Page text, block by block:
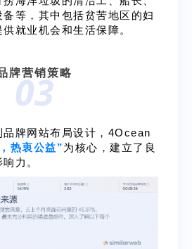
等，其中包括贫苦地区的妇
就业机会和生活保障。
03
牌营销策略
品牌网站布局设计，4Ocean
热衷公益”为核心，建立了良
力。